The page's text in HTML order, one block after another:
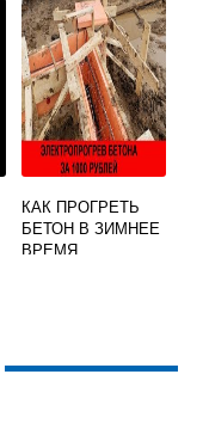
ТРУБОПРОВОДОВ
ДОПУСКАЕТСЯ
ИСПРАВЛЕНИЕ
ДЕФЕКТОВ
СВАРКОЙ
КАК ПРОГРЕТЬ
БЕТОН В ЗИМНЕЕ
ВРЕМЯ